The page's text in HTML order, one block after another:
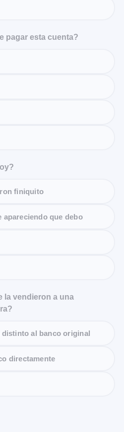
pagar esta cuenta?
finiquito
apareciendo que debo
la vendieron a una
distinto al banco original
directamente